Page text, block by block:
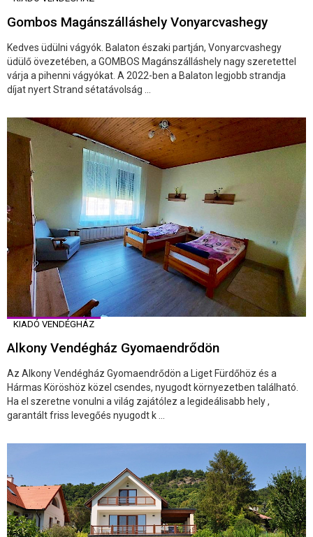
Gombos Magánszálláshely Vonyarcvashegy
Kedves üdülni vágyók. Balaton északi partján, Vonyarcvashegy
üdülő övezetében, a GOMBOS Magánszálláshely nagy szeretettel
várja a pihenni vágyókat. A 2022-ben a Balaton legjobb strandja
díjat nyert Strand sétatávolság ...
KIADÓ VENDÉGHÁZ
Alkony Vendégház Gyomaendrődön
Az Alkony Vendégház Gyomaendrődön a Liget Fürdőhöz és a
Hármas Köröshöz közel csendes, nyugodt környezetben található.
Ha el szeretne vonulni a világ zajátólez a legideálisabb hely ,
garantált friss levegőés nyugodt k ...